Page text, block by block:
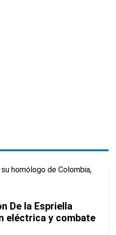
De la Espriella
eléctrica y combate